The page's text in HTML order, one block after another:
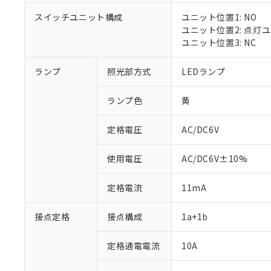
スイッチユニット構成
ユニット位置1: NO
ユニット位置2: 点灯
ユニット位置3: NC
ランプ 照光部方式 LEDランプ
ランプ色 黄
定格電圧 AC/DC6V
使用電圧 AC/DC6V±10%
定格電流 11mA
接点定格 接点構成 1a+1b
定格通電電流 10A
ご利用条件
以下の条件をお読
在庫状況お
い。
※1 対応状況
対応予定なし：
調査・確認中：
非該当品：ライセ
仕入先様の事情に
鉛(Pb) 1000ppm以下、
六価クロム(Cr(Ⅵ))
フタル酸ビス(2-エチル
ル（DBP） 1000ppm
フタル酸エステル類の
※1 中国
「○」：最大均質
「×」：最大均質
「－」：未確認で
Cr(Ⅵ)(六価クロム) :
当社は規制
当社は貴社
記